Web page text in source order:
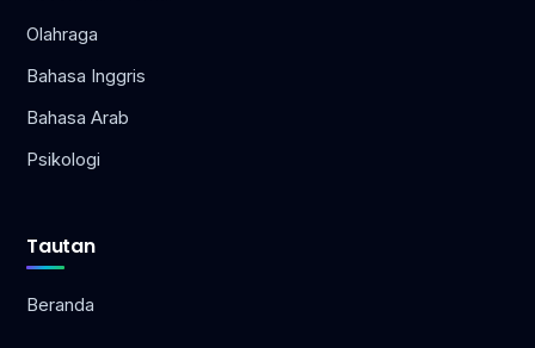
Olahraga
Bahasa Inggris
Bahasa Arab
Psikologi
Tautan
Beranda